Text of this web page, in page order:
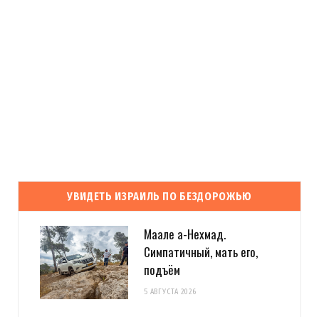
УВИДЕТЬ ИЗРАИЛЬ ПО БЕЗДОРОЖЬЮ
Маале а-Нехмад.
Симпатичный, мать его,
подъём
5 АВГУСТА 2026